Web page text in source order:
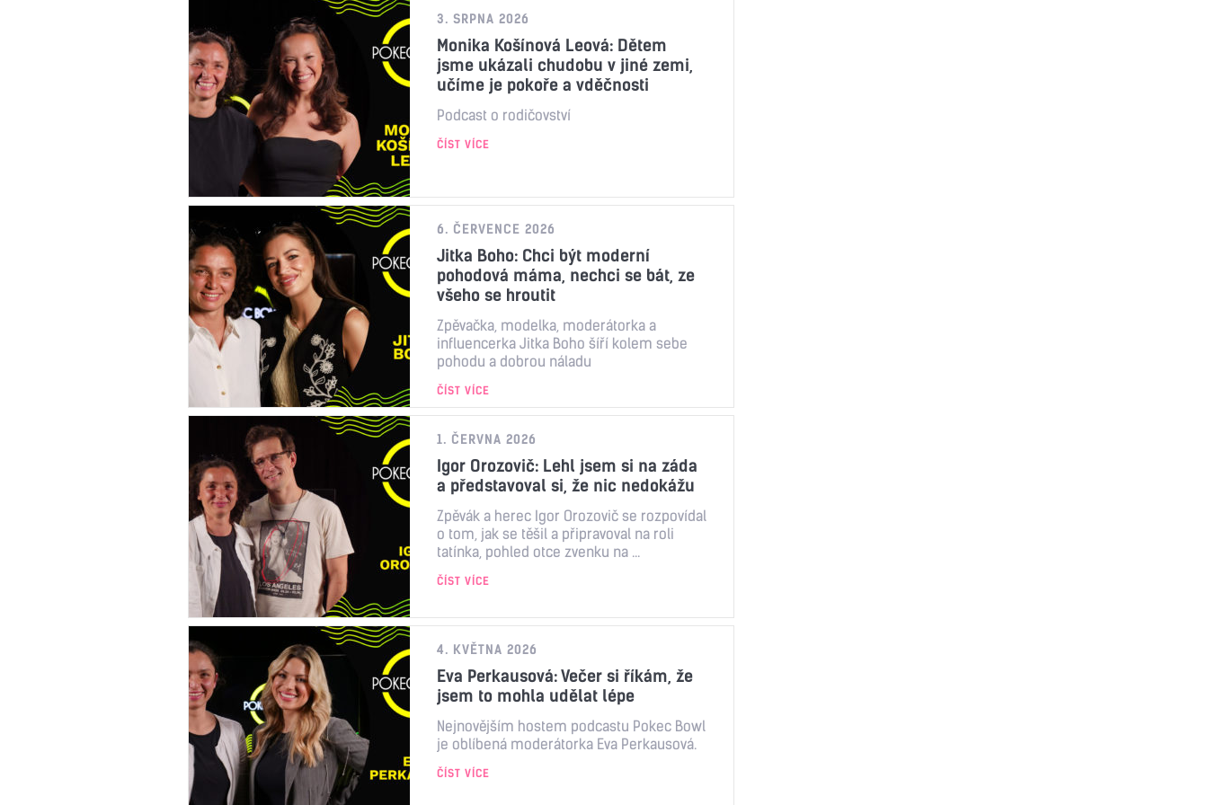
3. SRPNA 2026
Monika Košínová Leová: Dětem
jsme ukázali chudobu v jiné zemi,
učíme je pokoře a vděčnosti
Podcast o rodičovství
ČÍST VÍCE
6. ČERVENCE 2026
Jitka Boho: Chci být moderní
pohodová máma, nechci se bát, ze
všeho se hroutit
Zpěvačka, modelka, moderátorka a
influencerka Jitka Boho šíří kolem sebe
pohodu a dobrou náladu
ČÍST VÍCE
1. ČERVNA 2026
Igor Orozovič: Lehl jsem si na záda
a představoval si, že nic nedokážu
Zpěvák a herec Igor Orozovič se rozpovídal
o tom, jak se těšil a připravoval na roli
tatínka, pohled otce zvenku na ...
ČÍST VÍCE
4. KVĚTNA 2026
Eva Perkausová: Večer si říkám, že
jsem to mohla udělat lépe
Nejnovějším hostem podcastu Pokec Bowl
je oblíbená moderátorka Eva Perkausová.
ČÍST VÍCE